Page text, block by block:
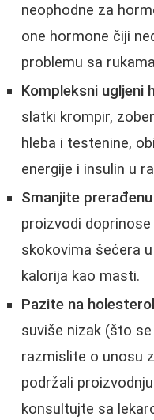
neophodne za
one hormone čiji
problemu sa
Kompleksni ugljeni
slatki krompir,
hleba i testenine,
energije i insulin u
Smanjite
proizvodi
skokovima šećera
kalorija kao masti.
Pazite na holesterol
suviše nizak (što
razmislite o unosu
podržali
konsultujte sa